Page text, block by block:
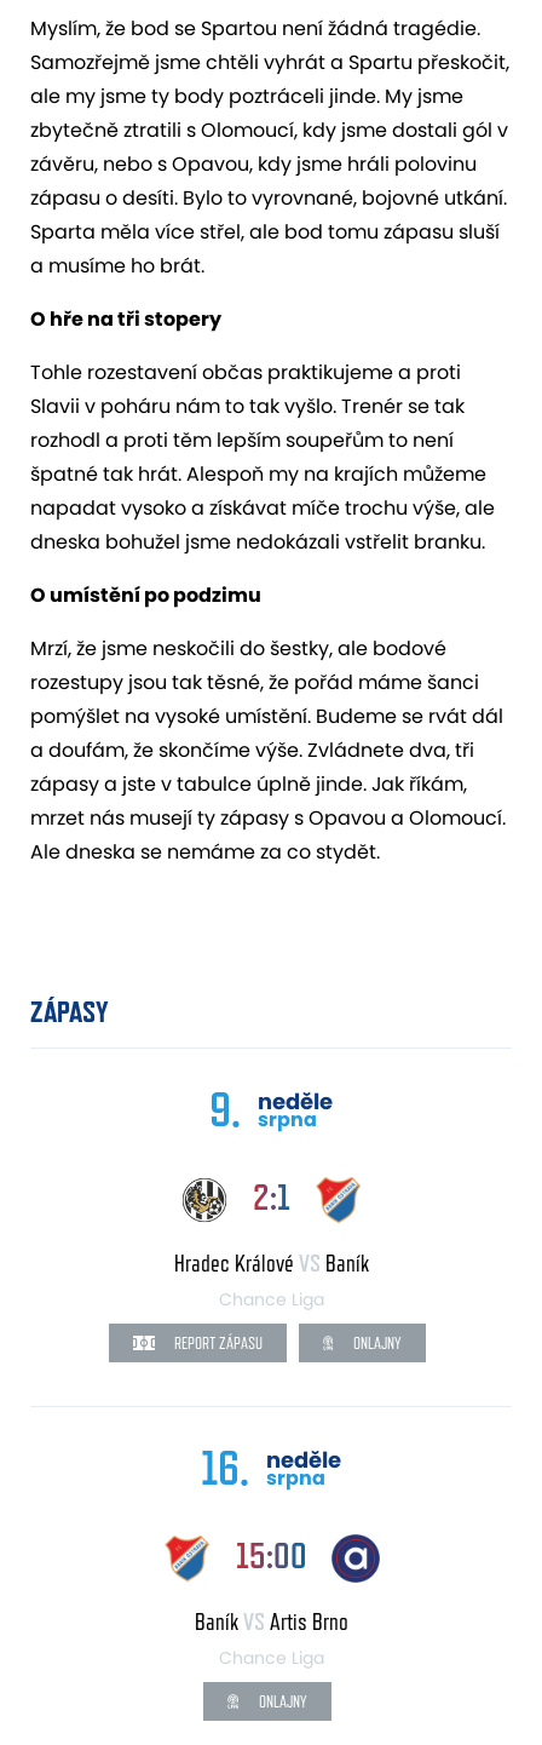
Myslím, že bod se Spartou není žádná tragédie.
Samozřejmě jsme chtěli vyhrát a Spartu přeskočit,
ale my jsme ty body poztráceli jinde. My jsme
zbytečně ztratili s Olomoucí, kdy jsme dostali gól v
závěru, nebo s Opavou, kdy jsme hráli polovinu
zápasu o desíti. Bylo to vyrovnané, bojovné utkání.
Sparta měla více střel, ale bod tomu zápasu sluší
a musíme ho brát.
O hře na tři stopery
Tohle rozestavení občas praktikujeme a proti
Slavii v poháru nám to tak vyšlo. Trenér se tak
rozhodl a proti těm lepším soupeřům to není
špatné tak hrát. Alespoň my na krajích můžeme
napadat vysoko a získávat míče trochu výše, ale
dneska bohužel jsme nedokázali vstřelit branku.
O umístění po podzimu
Mrzí, že jsme neskočili do šestky, ale bodové
rozestupy jsou tak těsné, že pořád máme šanci
pomýšlet na vysoké umístění. Budeme se rvát dál
a doufám, že skončíme výše. Zvládnete dva, tři
zápasy a jste v tabulce úplně jinde. Jak říkám,
mrzet nás musejí ty zápasy s Opavou a Olomoucí.
Ale dneska se nemáme za co stydět.
ZÁPASY
9. neděle
srpna
2:1
Hradec Králové VS Baník
Chance Liga
REPORT ZÁPASU ONLAJNY
16. neděle
srpna
15:00
BaníkVS Artis Brno
Chance Liga
ONLAJNY